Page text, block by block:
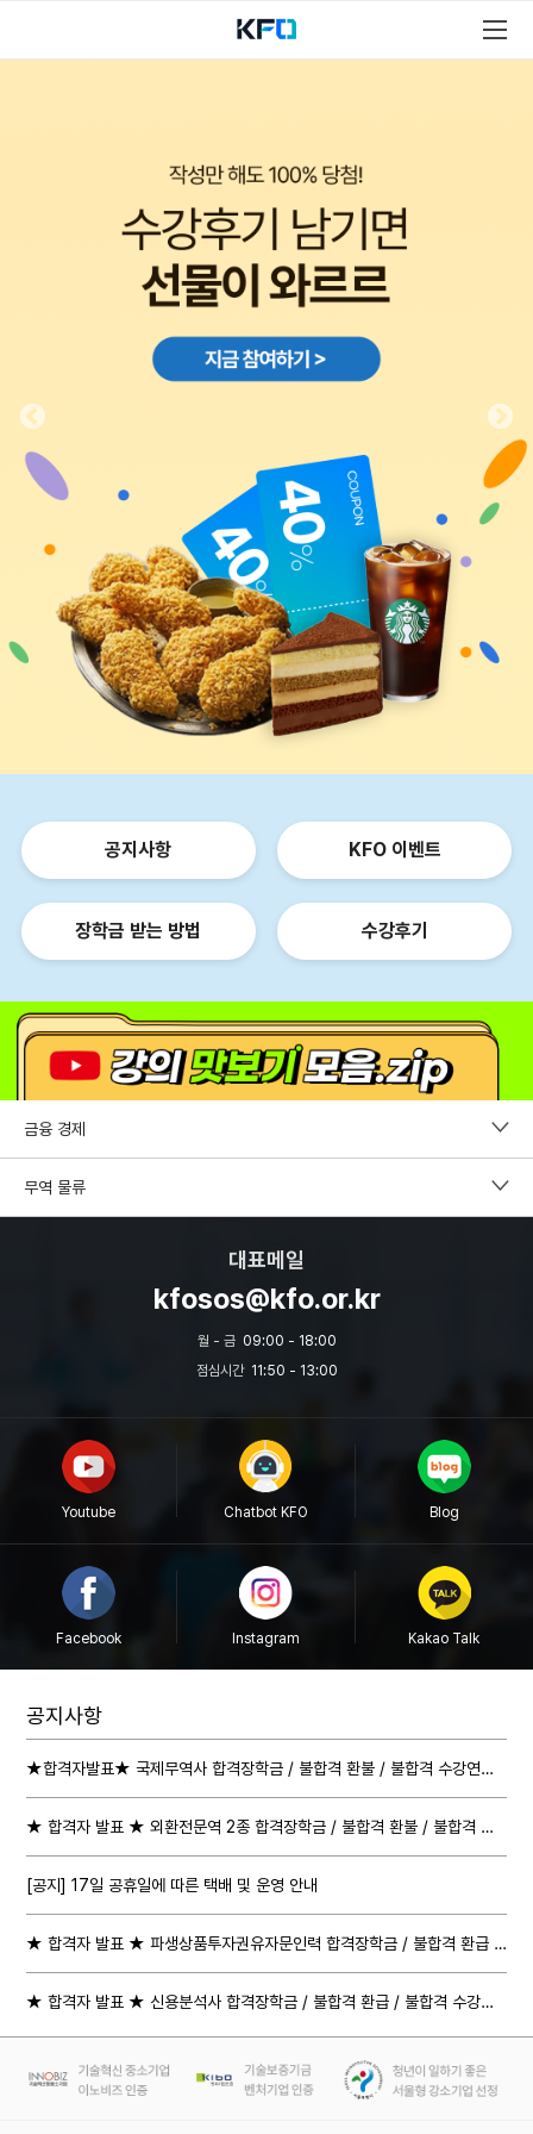
공지사항 KFO 이벤트
장학금 받는 방법 수강후기
금융 경제
펀드투자권유자문인력
무역 물류
물류관리사
대표메일
kfosos@kfo.or.kr
월 - 금 09:00 - 18:00
점심시간 11:50 - 13:00
Youtube Chatbot KFO Blog
Facebook Instagram Kakao Talk
공지사항
★합격자발표★ 국제무역사 합격장학금 / 불합격 환불 / 불합격 수강연장 절차 안내
★ 합격자 발표 ★ 외환전문역 2종 합격장학금 / 불합격 환불 / 불합격 수강연장 절차 안내
[공지] 17일 공휴일에 따른 택배 및 운영 안내
★ 합격자 발표 ★ 파생상품투자권유자문인력 합격장학금 / 불합격 환급 / 불합격 수강연장 절차 안내
★ 합격자 발표 ★ 신용분석사 합격장학금 / 불합격 환급 / 불합격 수강연장 절차 안내